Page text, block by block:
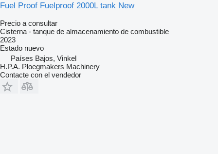
Fuel Proof Fuelproof 2000L tank New
Precio a consultar
Cisterna - tanque de almacenamiento de combustible
2023
Estado nuevo
Países Bajos, Vinkel
H.P.A. Ploegmakers Machinery
Contacte con el vendedor